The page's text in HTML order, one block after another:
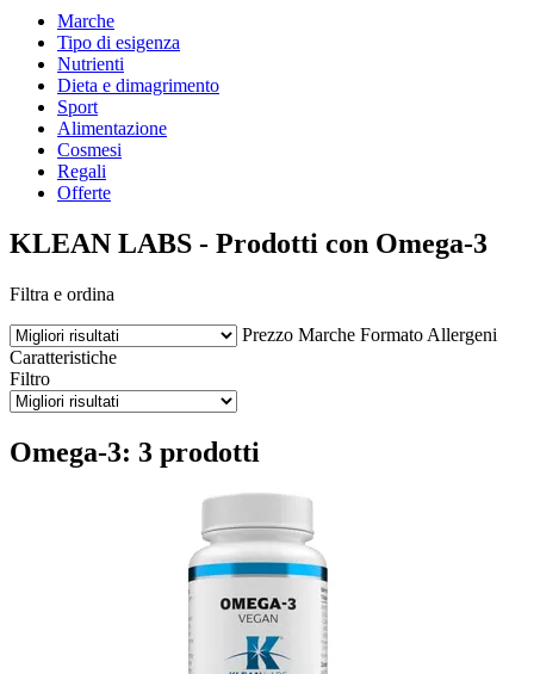
Marche
Tipo di esigenza
Nutrienti
Dieta e dimagrimento
Sport
Alimentazione
Cosmesi
Regali
Offerte
KLEAN LABS - Prodotti con Omega-3
Filtra e ordina
Prezzo Marche Formato Allergeni
Caratteristiche
Filtro
Omega-3: 3 prodotti